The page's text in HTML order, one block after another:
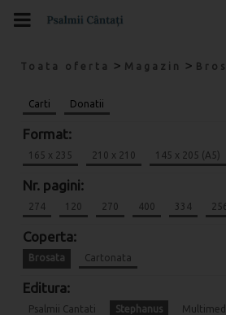
Toata oferta > Magazin >
Carti Donatii
Format:
165 x 235 210 x 210 145 x 205 (A5)
Nr. pagini:
274 120 270 400 334
Coperta:
Brosata Cartonata
Editura:
Psalmii Cantati Stephanus